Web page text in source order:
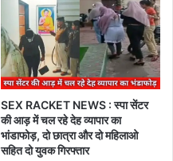
SEX RACKET NEWS : स्पा सेंटर
की आड़ में चल रहे देह व्यापार का
भांडाफोड़, दो छात्रा और दो महिलाओ
सहित दो युवक गिरफ्तार